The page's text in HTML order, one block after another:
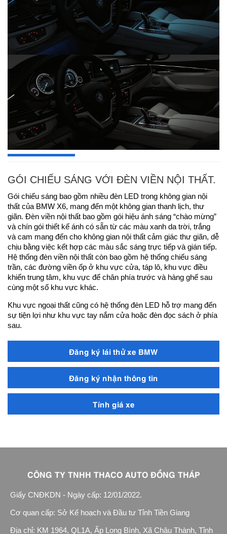
GÓI CHIẾU SÁNG VỚI ĐÈN VIỀN NỘI THẤT.
Gói chiếu sáng bao gồm nhiều đèn LED trong không gian nội
thất của BMW X6, mang đến một không gian thanh lịch, thư
giãn. Đèn viền nội thất bao gồm gói hiệu ánh sáng “chào mừng”
và chín gói thiết kế ánh có sẵn từ các màu xanh da trời, trắng
và cam mang đến cho không gian nội thất cảm giác thư giãn, dễ
chịu bằng việc kết hợp các màu sắc sáng trực tiếp và gián tiếp.
Hệ thống đèn viền nội thất còn bao gồm hệ thống chiếu sáng
trần, các đường viền ốp ở khu vực cửa, táp lô, khu vực điều
khiển trung tâm, khu vực để chân phía trước và hàng ghế sau
cùng một số khu vực khác.
Khu vực ngoại thất cũng có hệ thống đèn LED hỗ trợ mang đến
sự tiện lợi như khu vực tay nắm cửa hoặc đèn đọc sách ở phía
sau.
Đăng ký lái thử xe BMW
Đăng ký nhận thông tin
Tính giá xe
CÔNG TY TNHH THACO AUTO ĐỒNG THÁP
Giấy CNĐKDN - Ngày cấp: 12/01/2022.
Cơ quan cấp: Sở Kế hoạch và Đầu tư Tỉnh Tiền Giang
Địa chỉ: KM 1964, QL1A, Ấp Long Bình, Xã Châu Thành, Tỉnh